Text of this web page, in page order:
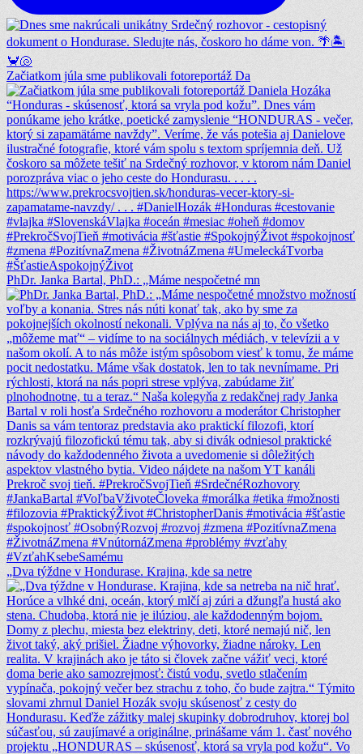
Začiatkom júla sme publikovali fotoreportáž Da
PhDr. Janka Bartal, PhD.: „Máme nespočetné mn
„Dva týždne v Hondurase. Krajina, kde sa netre